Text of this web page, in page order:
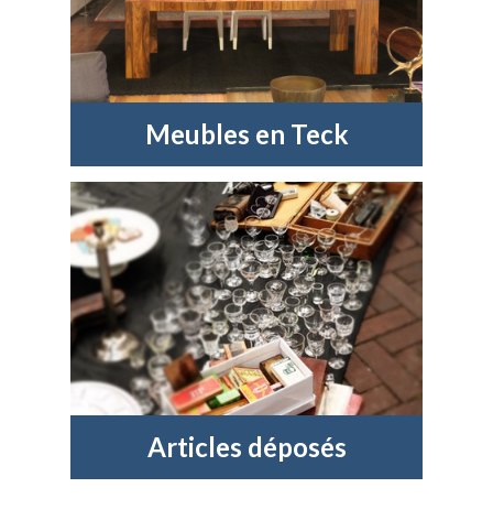
Meubles en Teck
Articles déposés